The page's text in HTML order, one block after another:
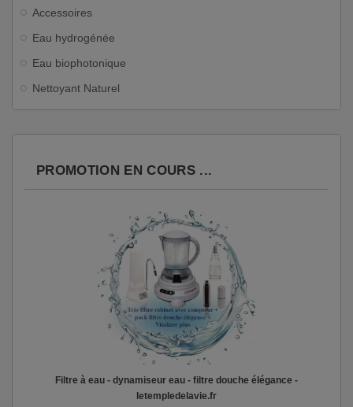
Accessoires
Eau hydrogénée
Eau biophotonique
Nettoyant Naturel
PROMOTION EN COURS ...
Filtre à eau - dynamiseur eau - filtre douche élégance -
letempledelavie.fr